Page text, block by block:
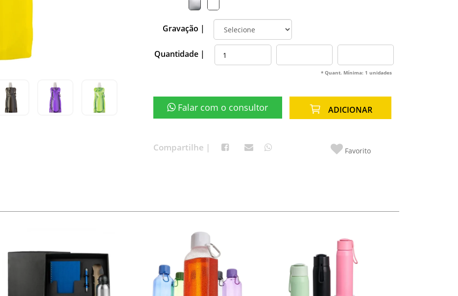
Gravação |
Quantidade |
* Quant. Mínima: 1 unidades
Falar com o consultor ADICIONAR
Compartilhe | Favorito